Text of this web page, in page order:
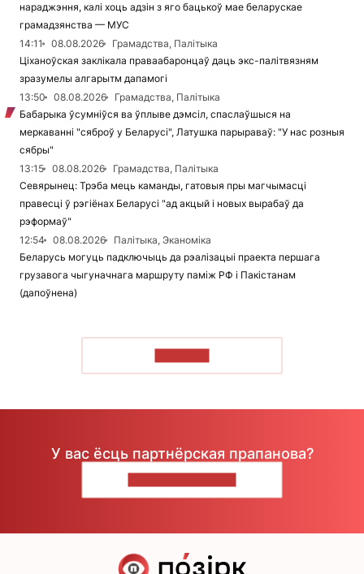
нараджэння, калі хоць адзін з яго бацькоў мае беларускае
грамадзянства — МУС
14:11
08.08.2026
Грамадства, Палітыка
Ціханоўская заклікала праваабаронцаў даць экс-палітвязням
зразумелы алгарытм дапамогі
13:50
08.08.2026
Грамадства, Палітыка
Бабарыка ўсумніўся ва ўплыве дэмсіл, спаслаўшыся на
меркаванні "сяброў у Беларусі", Латушка парыраваў: "У нас розныя
сябры"
13:15
08.08.2026
Грамадства, Палітыка
Севярынец: Трэба мець каманды, гатовыя пры магчымасці
правесці ў рэгіёнах Беларусі "ад акцый і новых вырабаў да
рэформаў"
12:54
08.08.2026
Палітыка, Эканоміка
Беларусь могуць падключыць да рэалізацыі праекта першага
грузавога чыгуначнага маршруту паміж РФ і Пакістанам
(дапоўнена)
У вас ёсць партнёрская прапанова?